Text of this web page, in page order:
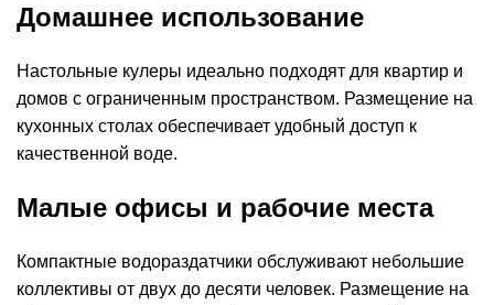
Домашнее использование
Настольные кулеры идеально подходят для квартир и
домов с ограниченным пространством. Размещение на
кухонных столах обеспечивает удобный доступ к
качественной воде.
Малые офисы и рабочие места
Компактные водораздатчики обслуживают небольшие
коллективы от двух до десяти человек. Размещение на